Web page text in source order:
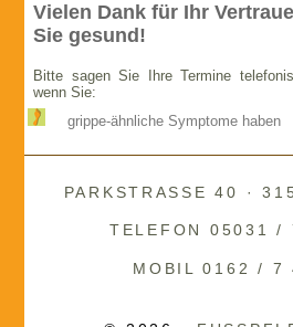
Vielen Dank für Ihr
Sie gesund!
Bitte sagen Sie Ihre Termine
wenn Sie:
grippe-ähnliche Symptome haben
PARKSTRASSE 40 ·
TELEFON 05031 /
MOBIL 0162 / 7